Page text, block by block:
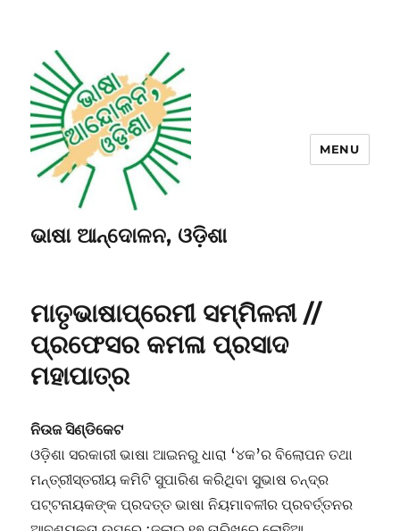
ଭାଷା ଆନ୍ଦୋଳନ, ଓଡ଼ିଶା
MENU
ମାତୃଭାଷାପ୍ରେମୀ ସମ୍ମିଳନୀ //
ପ୍ରଫେସର କମଳା ପ୍ରସାଦ
ମହାପାତ୍ର
ନିଉଜ ସିଣ୍ଡିକେଟ
ଓଡ଼ିଶା ସରକାରୀ ଭାଷା ଆଇନରୁ ଧାରା ‘୪କ’ର ବିଲୋପନ ତଥା
ମନ୍ତ୍ରୀସ୍ତରୀୟ କମିଟି ସୁପାରିଶ କରିଥିବା ସୁଭାଷ ଚନ୍ଦ୍ର
ପଟ୍ଟନାୟକଙ୍କ ପ୍ରଦତ୍ତ ଭାଷା ନିୟମାବଳୀର ପ୍ରବର୍ତ୍ତନର